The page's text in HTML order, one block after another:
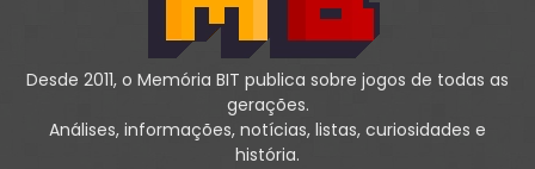
Desde 2011, o Memória BIT publica sobre jogos de todas as
gerações.
Análises, informações, notícias, listas, curiosidades e
história.